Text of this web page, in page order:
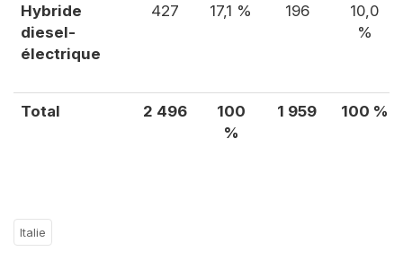
Hybride
diesel-
électrique
427 17,1 % 196
10,0
%
Total 2 496
100
%
1 959 100 %
Italie